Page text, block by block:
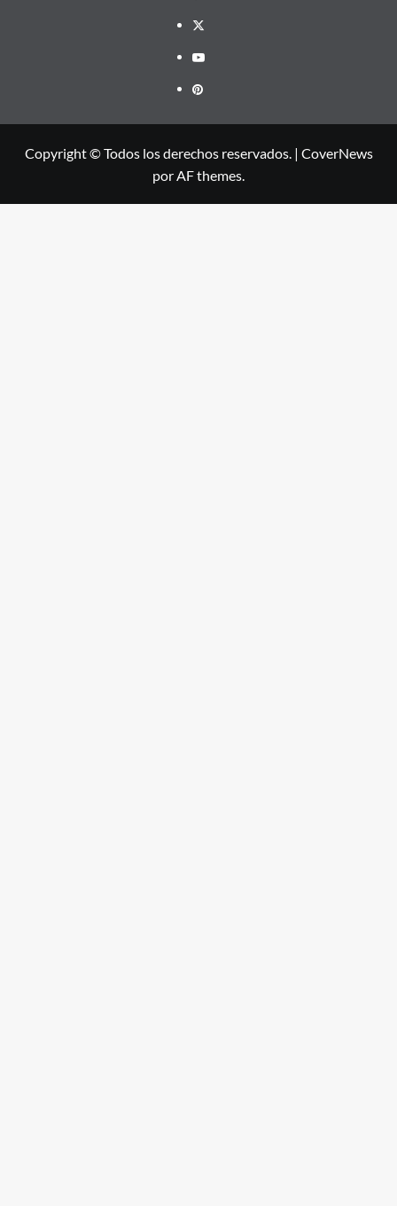
twitter
youtube
pinterest
Copyright © Todos los derechos reservados. | CoverNews
por AF themes.